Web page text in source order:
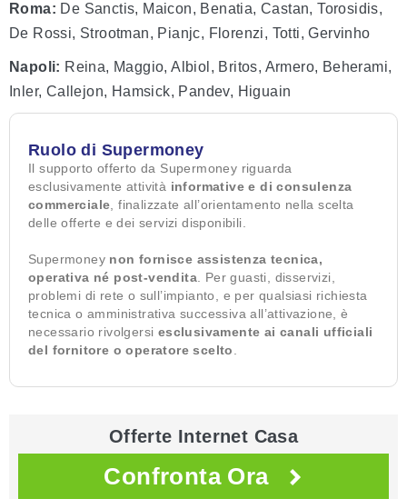
Roma: De Sanctis, Maicon, Benatia, Castan, Torosidis,
De Rossi, Strootman, Pianjc, Florenzi, Totti, Gervinho
Napoli: Reina, Maggio, Albiol, Britos, Armero, Beherami,
Inler, Callejon, Hamsick, Pandev, Higuain
Ruolo di Supermoney
Il supporto offerto da Supermoney riguarda
esclusivamente attività informative e di consulenza
commerciale , finalizzate all’orientamento nella scelta
delle offerte e dei servizi disponibili.
Supermoney non fornisce assistenza tecnica,
operativa né post-vendita . Per guasti, disservizi,
problemi di rete o sull’impianto, e per qualsiasi richiesta
tecnica o amministrativa successiva all’attivazione, è
necessario rivolgersi esclusivamente ai canali ufficiali
del fornitore o operatore scelto
Offerte Internet Casa
Confronta Ora